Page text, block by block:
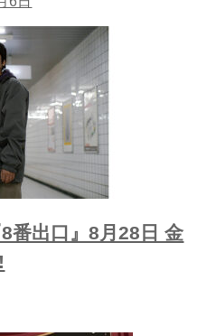
番出口』8月28日 金